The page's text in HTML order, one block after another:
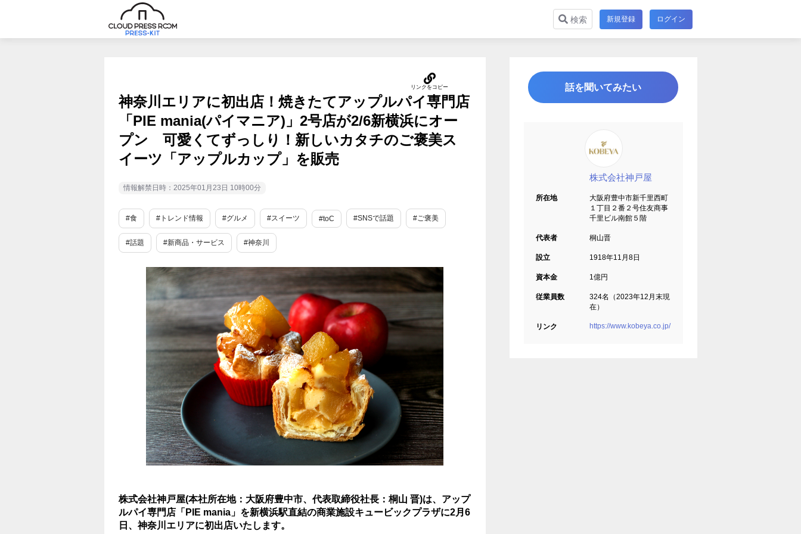
検索 新規登録 ログイン
神奈川エリアに初出店！焼きたてアップルパイ専門店
「PIE mania(パイマニア)」2号店が2/6新横浜にオー
プン 可愛くてずっしり！新しいカタチのご褒美ス
イーツ「アップルカップ」を販売
情報解禁日時：2025年01月23日 10時00分
#食 #トレンド情報 #グルメ #スイーツ #toC #SNSで話題 #ご褒美
#話題 #新商品・サービス #神奈川
株式会社神戸屋(本社所在地：大阪府豊中市、代表取締役社長：桐山 晋)は、アップ
ルパイ専門店「PIE mania」を新横浜駅直結の商業施設キュービックプラザに2月6
日、神奈川エリアに初出店いたします。
話を聞いてみたい
株式会社神戸屋
所在地
大阪府豊中市新千里西町
１丁目２番２号住友商事
千里ビル南館５階
代表者 桐山晋
設立 1918年11月8日
資本金 1億円
従業員数
324名（2023年12月末現
在）
リンク https://www.kobeya.co.jp/